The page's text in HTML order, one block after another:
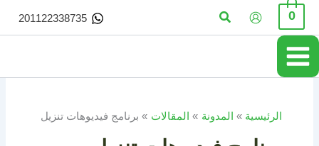
تخطي
المحتوى
0 البحث 201122338735
الرئيسية المدونة المقالات برنامج فيديوهات تنزيل